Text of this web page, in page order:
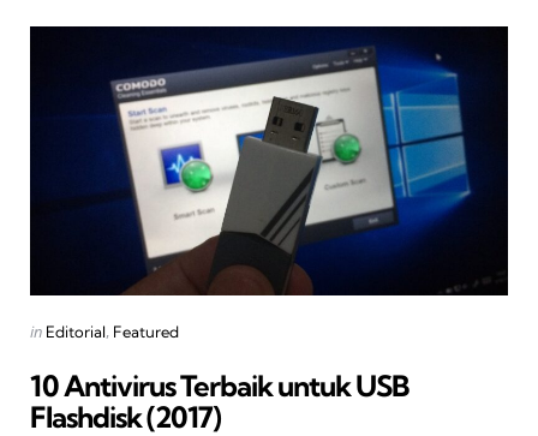
Categories
Posted
in Editorial Featured
10 Antivirus Terbaik untuk USB
Flashdisk (2017)